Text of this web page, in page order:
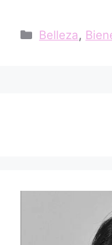
Categorías
Belleza ,